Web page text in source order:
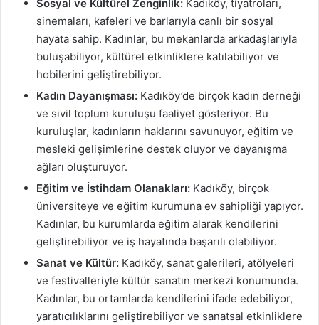
Sosyal ve Kültürel Zenginlik: Kadıköy, tiyatroları,
sinemaları, kafeleri ve barlarıyla canlı bir sosyal
hayata sahip. Kadınlar, bu mekanlarda arkadaşlarıyla
buluşabiliyor, kültürel etkinliklere katılabiliyor ve
hobilerini geliştirebiliyor.
Kadın Dayanışması: Kadıköy’de birçok kadın derneği
ve sivil toplum kuruluşu faaliyet gösteriyor. Bu
kuruluşlar, kadınların haklarını savunuyor, eğitim ve
mesleki gelişimlerine destek oluyor ve dayanışma
ağları oluşturuyor.
Eğitim ve İstihdam Olanakları: Kadıköy, birçok
üniversiteye ve eğitim kurumuna ev sahipliği yapıyor.
Kadınlar, bu kurumlarda eğitim alarak kendilerini
geliştirebiliyor ve iş hayatında başarılı olabiliyor.
Sanat ve Kültür: Kadıköy, sanat galerileri, atölyeleri
ve festivalleriyle kültür sanatın merkezi konumunda.
Kadınlar, bu ortamlarda kendilerini ifade edebiliyor,
yaratıcılıklarını geliştirebiliyor ve sanatsal etkinliklere